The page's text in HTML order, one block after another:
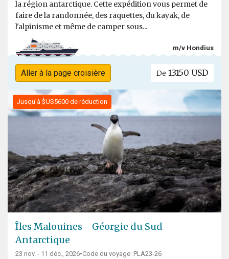
la région antarctique. Cette expédition vous permet de
faire de la randonnée, des raquettes, du kayak, de
l'alpinisme et même de camper sous...
m/v Hondius
Aller à la page croisière De 13150 USD
Jusqu'à $US5600 de réduction
Îles Malouines - Géorgie du Sud -
Antarctique
23 nov. - 11 déc., 2026•Code du voyage: PLA23-26